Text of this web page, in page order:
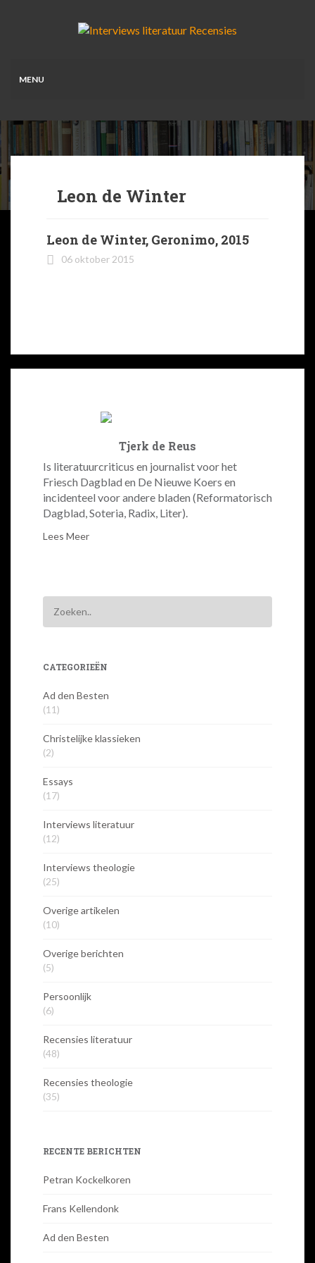
MENU
Leon de Winter
Leon de Winter, Geronimo, 2015
06 oktober 2015
Tjerk de Reus
Is literatuurcriticus en journalist voor het
Friesch Dagblad en De Nieuwe Koers en
incidenteel voor andere bladen (Reformatorisch
Dagblad, Soteria, Radix, Liter).
Lees Meer
CATEGORIEËN
Ad den Besten
(11)
Christelijke klassieken
(2)
Essays
(17)
Interviews literatuur
(12)
Interviews theologie
(25)
Overige artikelen
(10)
Overige berichten
(5)
Persoonlijk
(6)
Recensies literatuur
(48)
Recensies theologie
(35)
RECENTE BERICHTEN
Petran Kockelkoren
Frans Kellendonk
Ad den Besten